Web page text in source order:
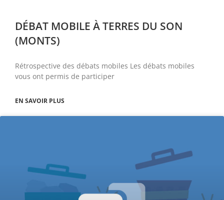
DÉBAT MOBILE À TERRES DU SON
(MONTS)
Rétrospective des débats mobiles Les débats mobiles
vous ont permis de participer
EN SAVOIR PLUS